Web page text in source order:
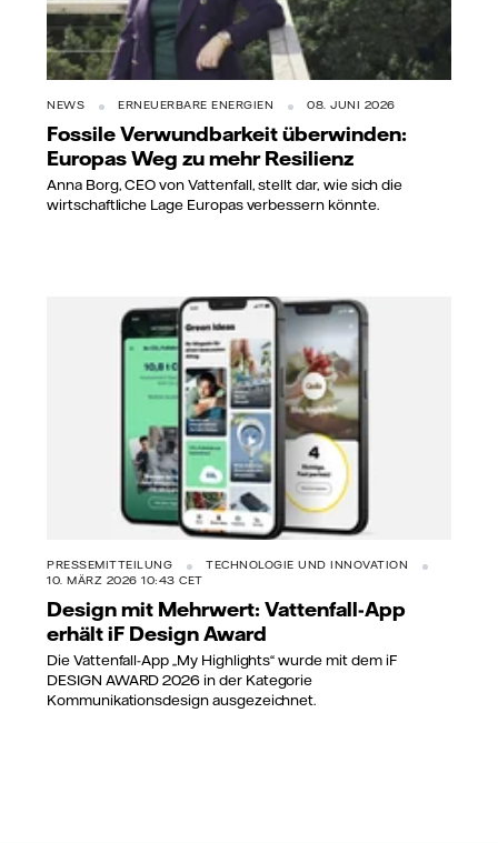
NEWS ERNEUERBARE ENERGIEN 08. JUNI 2026
Fossile Verwundbarkeit überwinden:
Europas Weg zu mehr Resilienz
Anna Borg, CEO von Vattenfall, stellt dar, wie sich die
wirtschaftliche Lage Europas verbessern könnte.
PRESSEMITTEILUNG
TECHNOLOGIE UND INNOVATION
10. MÄRZ 2026 10:43 CET
Design mit Mehrwert: Vattenfall-App
erhält iF Design Award
Die Vattenfall-App „My Highlights“ wurde mit dem iF
DESIGN AWARD 2026 in der Kategorie
Kommunikationsdesign ausgezeichnet.